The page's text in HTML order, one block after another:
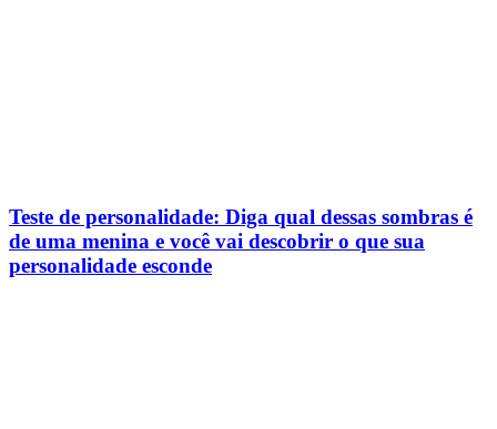
Teste de personalidade: Diga qual dessas sombras é
de uma menina e você vai descobrir o que sua
personalidade esconde